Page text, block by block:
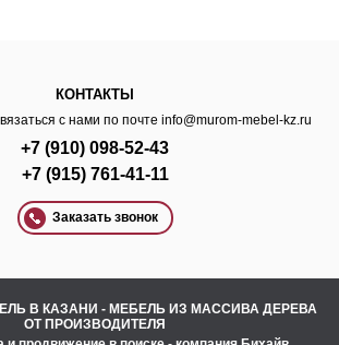
КОНТАКТЫ
с нами по почте info@murom-mebel-kz.ru
+7 (910) 098-52-43
+7 (915) 761-41-11
Заказать звонок
В КАЗАНИ - МЕБЕЛЬ ИЗ МАССИВА ДЕРЕВА
ОТ ПРОИЗВОДИТЕЛЯ